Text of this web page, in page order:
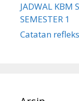
JADWAL KBM
SEMESTER 1
Catatan